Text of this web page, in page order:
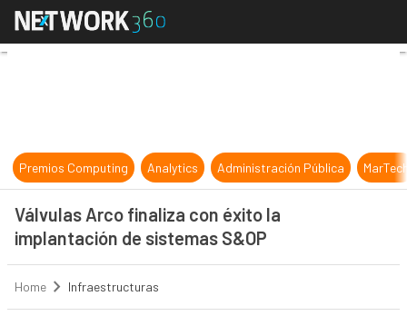
Válvulas Arco finaliza con éxito la
Premios Computing Analytics Administración Pública
Válvulas Arco finaliza con éxito la
implantación de sistemas S&OP
Home Infraestructuras